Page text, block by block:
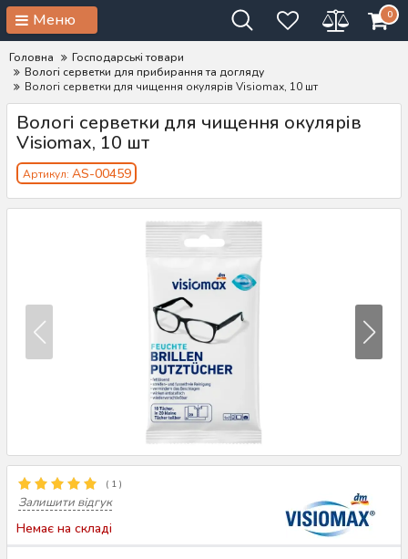
Меню 0
Головна
Господарські товари
Вологі серветки для прибирання та догляду
Вологі серветки для чищення окулярів Visiomax, 10 шт
Вологі серветки для чищення окулярів
Visiomax, 10 шт
Артикул: AS-00459
( 1 )
Залишити відгук
Немає на складі